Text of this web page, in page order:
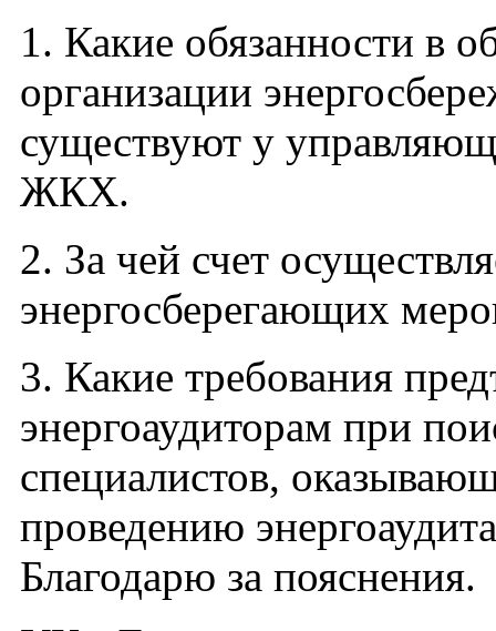
1. Какие обязанности в
организации
существуют у
ЖКХ.
2. За чей счет
энергосберегающих
3. Какие требования
энергоаудиторам при
специалистов,
проведению
Благодарю за пояснения.